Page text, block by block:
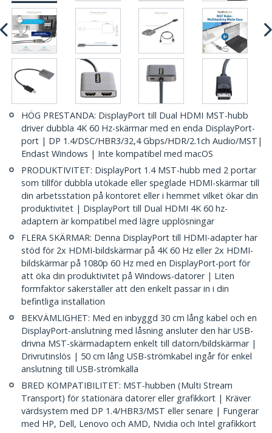
HÖG PRESTANDA: DisplayPort till Dual HDMI MST-hubb
driver dubbla 4K 60 Hz-skärmar med en enda DisplayPort-
port | DP 1.4/DSC/HBR3/32,4 Gbps/HDR/2.1ch Audio/MST|
Endast Windows | Inte kompatibel med macOS
PRODUKTIVITET: DisplayPort 1.4 MST-hubb med 2 portar
som tillför dubbla utökade eller speglade HDMI-skärmar till
din arbetsstation på kontoret eller i hemmet vilket ökar din
produktivitet | DisplayPort till Dual HDMI 4K 60 hz-
adaptern är kompatibel med lägre upplösningar
FLERA SKÄRMAR: Denna DisplayPort till HDMI-adapter har
stöd för 2x HDMI-bildskärmar på 4K 60 Hz eller 2x HDMI-
bildskärmar på 1080p 60 Hz med en DisplayPort-port för
att öka din produktivitet på Windows-datorer | Liten
formfaktor säkerställer att den enkelt passar in i din
befintliga installation
BEKVÄMLIGHET: Med en inbyggd 30 cm lång kabel och en
DisplayPort-anslutning med låsning ansluter den här USB-
drivna MST-skärmadaptern enkelt till datorn/bildskärmar |
Drivrutinslös | 50 cm lång USB-strömkabel ingår för enkel
anslutning till USB-strömkälla
BRED KOMPATIBILITET: MST-hubben (Multi Stream
Transport) för stationära datorer eller grafikkort | Kräver
värdsystem med DP 1.4/HBR3/MST eller senare | Fungerar
med HP, Dell, Lenovo och AMD, Nvidia och Intel grafikkort